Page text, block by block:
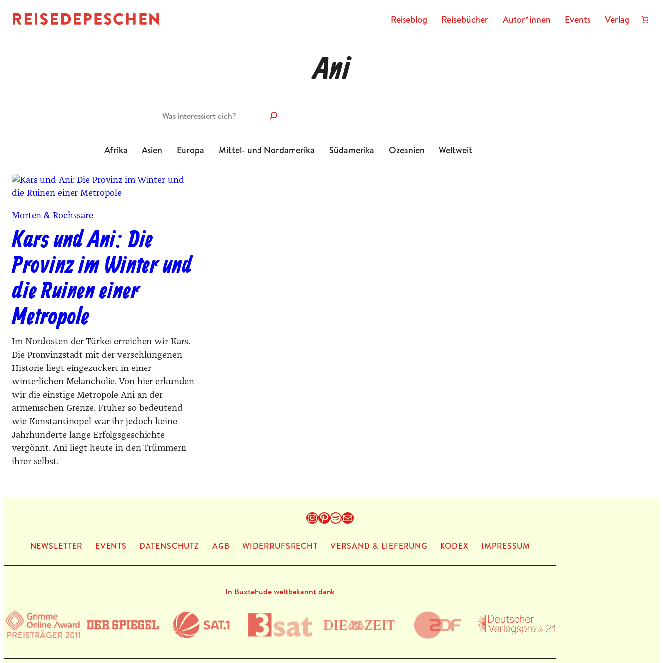
Rei­se­blog Reisebücher Autor*innen Events Verlag
Ani
Afrika Asien Europa Mittel- und Nordamerika Südamerika Ozeanien Weltweit
Morten & Rochssare
Kars und Ani: Die
Provinz im Winter und
die Ruinen einer
Metropole
Im Nordosten der Türkei erreichen wir Kars.
Die Pronvinzstadt mit der verschlungenen
Historie liegt eingezuckert in einer
winterlichen Melancholie. Von hier erkunden
wir die einstige Metropole Ani an der
armenischen Grenze. Früher so bedeutend
wie Konstantinopel war ihr jedoch keine
Jahrhunderte lange Erfolgsgeschichte
vergönnt. Ani liegt heute in den Trümmern
ihrer selbst.
Instagram
Pinterest
Spotify
E-Mail
NEWS­LET­TER EVENTS DATEN­SCHUTZ AGB WIDERRUFSRECHT VERSAND & LIEFERUNG KODEX IMPRES­SUM
In Buxtehude weltbekannt dank